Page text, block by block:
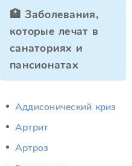
🏥 Заболевания,
которые лечат в
санаториях и
пансионатах
Аддисонический криз
Артрит
Артроз